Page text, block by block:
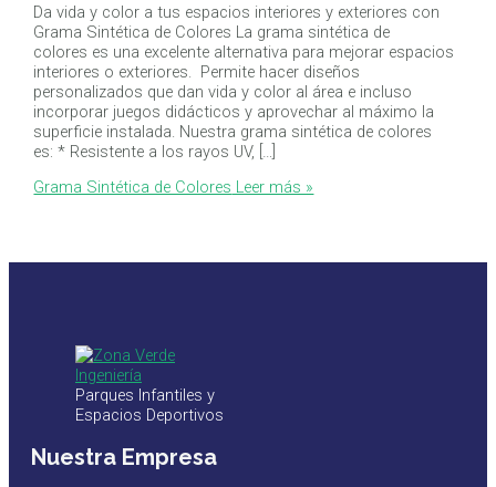
Da vida y color a tus espacios interiores y exteriores con
Grama Sintética de Colores La grama sintética de
colores es una excelente alternativa para mejorar espacios
interiores o exteriores. Permite hacer diseños
personalizados que dan vida y color al área e incluso
incorporar juegos didácticos y aprovechar al máximo la
superficie instalada. Nuestra grama sintética de colores
es: * Resistente a los rayos UV, […]
Grama Sintética de Colores Leer más »
Parques Infantiles y
Espacios Deportivos
Nuestra Empresa